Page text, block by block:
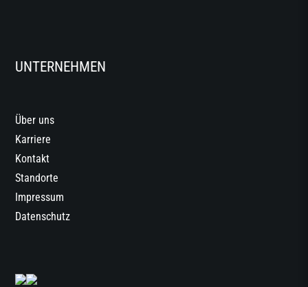
UNTERNEHMEN
Über uns
Karriere
Kontakt
Standorte
Impressum
Datenschutz